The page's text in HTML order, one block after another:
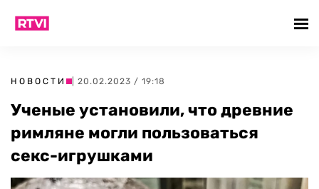
НОВОСТИ | 20.02.2023 / 19:18
Ученые установили, что древние
римляне могли пользоваться
секс-игрушками